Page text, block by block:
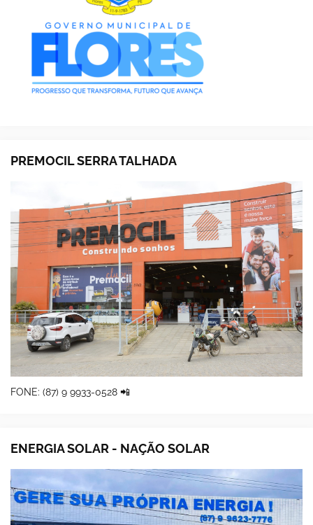
PREMOCIL SERRA TALHADA
FONE: (87) 9 9933-0528 📲
ENERGIA SOLAR - NAÇÃO SOLAR